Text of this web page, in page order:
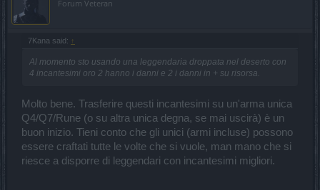
Forum Veteran
7Kana said: ↑
Al momento sto usando una leggendaria droppata nel deserto con
4 incantesimi oro 2 hanno i danni e 2 i danni in + su risorsa.
Molto bene. Trasferire questi incantesimi su un'arma unica
Q4/Q7/Rune (o su altra unica degna, se mai uscirà) è un
buon inizio. Tieni conto che gli unici (armi incluse) possono
essere craftati tutte le volte che si vuole, man mano che si
riesce a disporre di leggendari con incantesimi migliori.